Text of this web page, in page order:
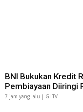
BNI Bukukan Kredit
Pembiayaan Diiringi
7 jam yang lalu | GI TV